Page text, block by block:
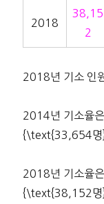
2018
38,15
2
2018년 기소 인
2014년 기소율
{\text{33,654
2018년 기소율
{\text{38,152